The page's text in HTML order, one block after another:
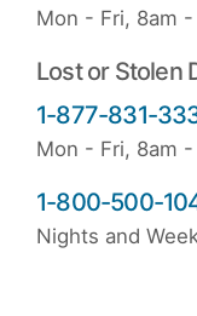
Mon - Fri, 8am
Lost or Stolen
1-877-831-
Mon - Fri, 8am
1-800-500-
Nights and